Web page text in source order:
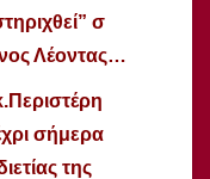
σ
Λέοντας…
σήμερα
της